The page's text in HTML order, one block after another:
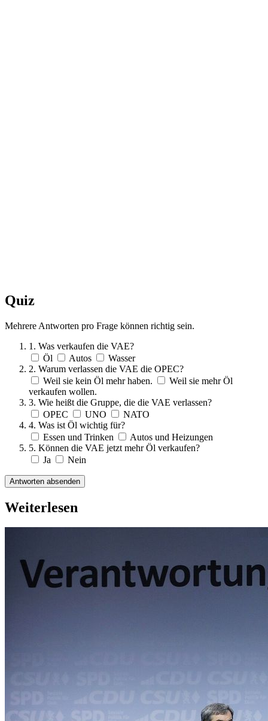
Quiz
Mehrere Antworten pro Frage können richtig sein.
1. Was verkaufen die VAE?
Öl
Autos
Wasser
2. Warum verlassen die VAE die OPEC?
Weil sie kein Öl mehr haben.
Weil sie mehr Öl
verkaufen wollen.
3. Wie heißt die Gruppe, die die VAE verlassen?
OPEC
UNO
NATO
4. Was ist Öl wichtig für?
Essen und Trinken
Autos und Heizungen
5. Können die VAE jetzt mehr Öl verkaufen?
Ja
Nein
Antworten absenden
Weiterlesen